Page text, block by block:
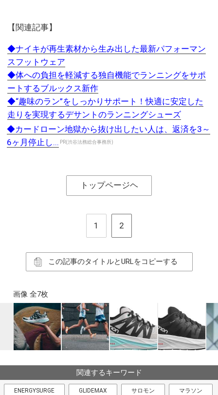
【関連記事】
◆ナイキが再生素材から生み出した最新パフォーマン
スフットウェア
◆体への負担を軽減する独自機能でランニングをサポ
ートするブルックス新作
◆“趣味のラン”をしっかりサポート！快適に安定した
走りを実現するデサントのランニングシューズ
◆カードローン地獄から抜け出したい人は、返済を3～
6ヶ月停止し... PR(渋谷法務総合事務所)
トップページヘ
1 2
この記事のタイトルとURLをコピーする
画像 全7枚
関連するキーワード
ENERGYSURGE GLIDEMAX サロモン マラソン